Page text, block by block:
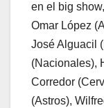
en el big
Omar López
José Alguacil
(Nacionales),
Corredor
(Astros),